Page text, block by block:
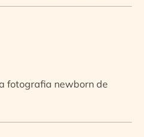
fotografia newborn de